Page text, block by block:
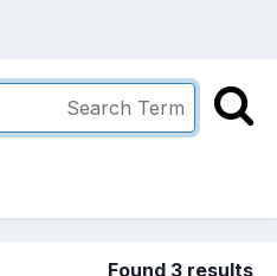
Found 3 results